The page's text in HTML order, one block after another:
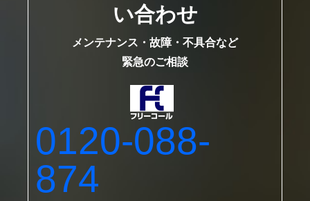
い合わせ
メンテナンス・故障・不具合など
緊急のご相談
0120-088-
874